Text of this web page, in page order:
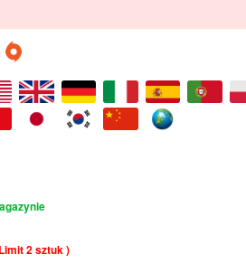
2 sztuk )